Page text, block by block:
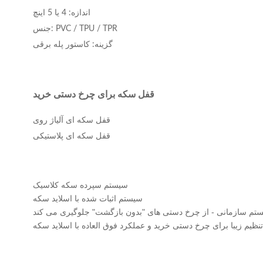
اندازه: 4 یا 5 اینچ
جنس: PVC / TPU / TPR
گزینه: کاستور پله برقی
قفل سکه برای چرخ دستی خرید
قفل سکه ای آلیاژ روی
قفل سکه ای پلاستیکی
سیستم سپرده سکه کلاسیک
سیستم اثبات شده با اسلاید سکه
سازمانی - از چرخ دستی های "بدون بازگشت" جلوگیری می کند